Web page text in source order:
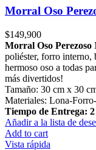
Morral Oso
$149,900
Morral Oso Perezoso
poliéster, forro interno,
hermoso oso a todas
más divertidos!
Tamaño: 30 cm x 30
Materiales: Lona-
Tiempo de Entrega:
Añadir a la lista de
Add to cart
Vista rápida